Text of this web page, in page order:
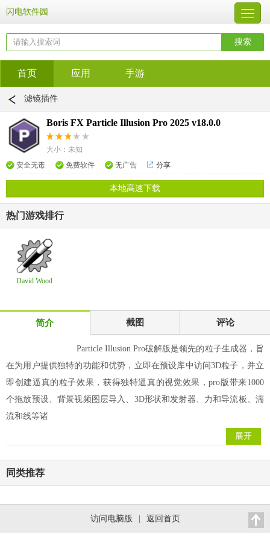
闪电软件园
首页 应用 手游
滤镜插件
Boris FX Particle Illusion Pro 2025 v18.0.0
大小：未知
安全无毒
免费软件 无广告 分享
本地高速下载
热门游戏排行
David Wood
简介 截图 评论
Particle Illusion Pro破解版是领先的粒子生成器，旨
在为用户提供独特的功能和优势，立即在预设库中访问3D粒子，并立
即创建逼真的粒子效果，获得独特逼真的视觉效果，pro版带来1000
个拖放预设、背景视频图层导入、3D形状和发射器、力和导流板、湍
流和线等诸
展开
同类推荐
访问电脑版 返回首页